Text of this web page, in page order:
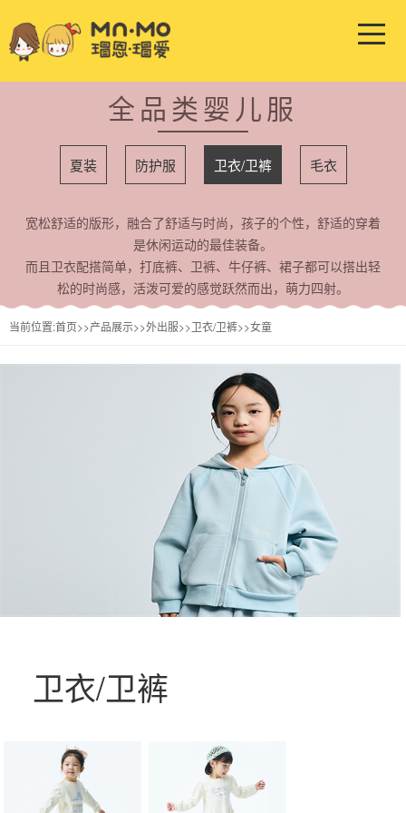
全品类婴儿服
夏装 防护服 卫衣/卫裤 毛衣
宽松舒适的版形，融合了舒适与时尚，孩子的个性，舒适的穿着
是休闲运动的最佳装备。
而且卫衣配搭简单，打底裤、卫裤、牛仔裤、裙子都可以搭出轻
松的时尚感，活泼可爱的感觉跃然而出，萌力四射。
当前位置:首页>>产品展示>>外出服>>卫衣/卫裤>>女童
卫衣/卫裤